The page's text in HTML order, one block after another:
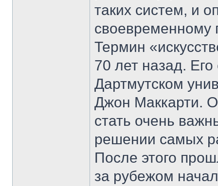
таких систем, и
Термин
70 лет назад.
Дартмутском
Джон Маккарти.
стать очень
решении самых
После этого
за рубежом